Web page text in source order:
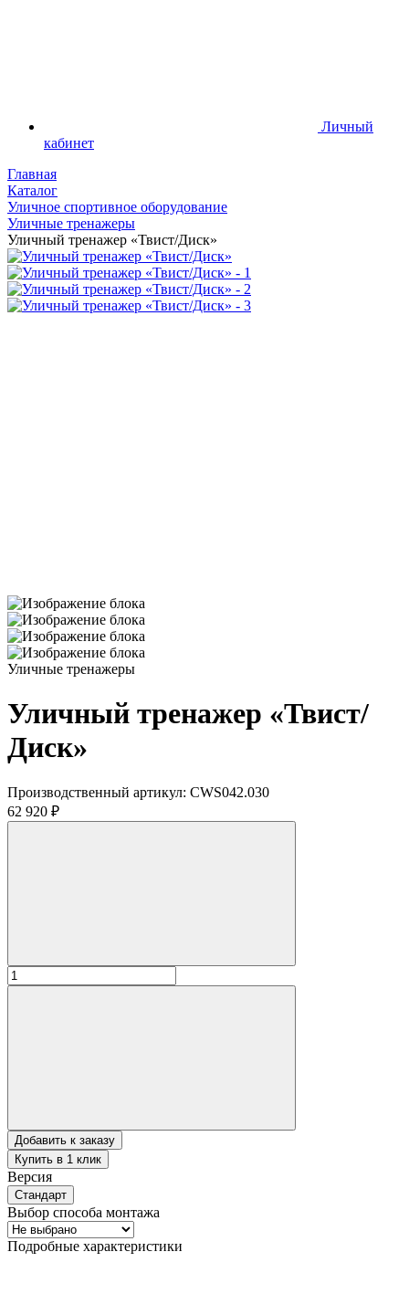
Личный
кабинет
Главная
Каталог
Уличное спортивное оборудование
Уличные тренажеры
Уличный тренажер «Твист/Диск»
Уличные тренажеры
Уличный тренажер «Твист/
Диск»
Производственный артикул: CWS042.030
62 920 ₽
Добавить к заказу
Купить в 1 клик
Версия
Стандарт
Выбор способа монтажа
Подробные характеристики